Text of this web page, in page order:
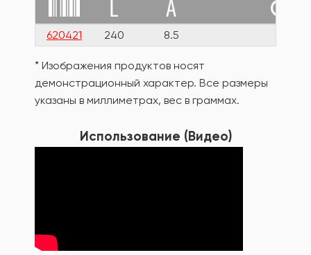
620421 240 8.5
* Изображения продуктов носят
демонстрационный характер. Все размеры
указаны в миллиметрах, вес в граммах.
Использование (Видео)